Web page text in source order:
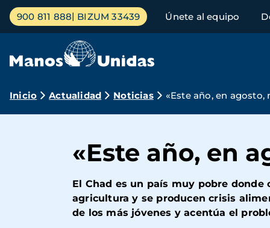
Pasar
contenido
Menú
principal
900 811 888 BIZUM 33439 Únete al equipo
Ruta
navegación
Inicio Actualidad Noticias «Este año, en
«Este año, en
El Chad es un país muy pobre
agricultura y se producen crisis
de los más jóvenes y acentúa el